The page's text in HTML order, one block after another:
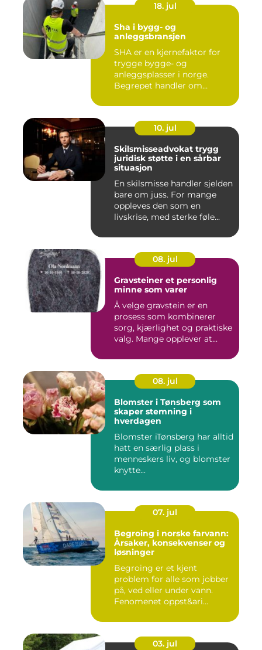
18. jul
Sha i bygg- og
anleggsbransjen
SHA er en kjernefaktor for
trygge bygge- og
anleggsplasser i norge.
Begrepet handler om
10. jul
Skilsmisseadvokat trygg
juridisk støtte i en sårbar
situasjon
En skilsmisse handler sjelden
bare om juss. For mange
oppleves den som en
livskrise, med sterke føle...
08. jul
Gravsteiner et personlig
minne som varer
Å velge gravstein er en
prosess som kombinerer
sorg, kjærlighet og praktiske
valg. Mange opplever at...
08. jul
Blomster i Tønsberg som
skaper stemning i
hverdagen
Blomster iTønsberg har alltid
hatt en særlig plass i
menneskers liv, og blomster
knytte...
07. jul
Begroing i norske farvann:
Årsaker, konsekvenser og
løsninger
Begroing er et kjent
problem for alle som jobber
på, ved eller under vann.
Fenomenet oppst&ari...
03. jul